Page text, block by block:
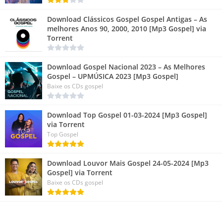
Download Clássicos Gospel Gospel Antigas – As
melhores Anos 90, 2000, 2010 [Mp3 Gospel] via
Torrent
Download Gospel Nacional 2023 – As Melhores
Gospel – UPMÚSICA 2023 [Mp3 Gospel]
Baixe os CDs gospel
Download Top Gospel 01-03-2024 [Mp3 Gospel]
via Torrent
Top Gospel
Download Louvor Mais Gospel 24-05-2024 [Mp3
Gospel] via Torrent
Baixe os CDs gospel